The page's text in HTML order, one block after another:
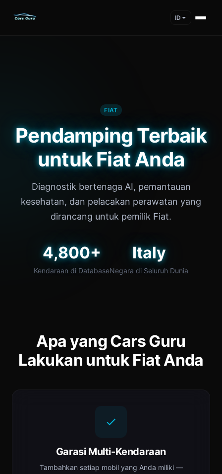
ID
FIAT
Pendamping Terbaik
untuk Fiat Anda
Diagnostik bertenaga AI, pemantauan
kesehatan, dan pelacakan perawatan yang
dirancang untuk pemilik Fiat.
4,800+
Kendaraan di Database
Italy
Negara di Seluruh Dunia
Apa yang Cars Guru
Lakukan untuk Fiat Anda
Garasi Multi-Kendaraan
Tambahkan setiap mobil yang Anda miliki —